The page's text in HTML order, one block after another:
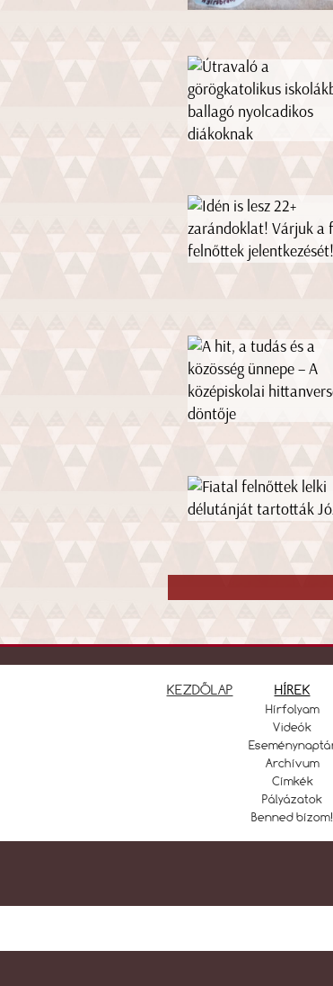
KEZDŐLAP HÍREK
Hírfolyam
Videók
Archívum
Címkék
Pályázatok
Benned bízom!